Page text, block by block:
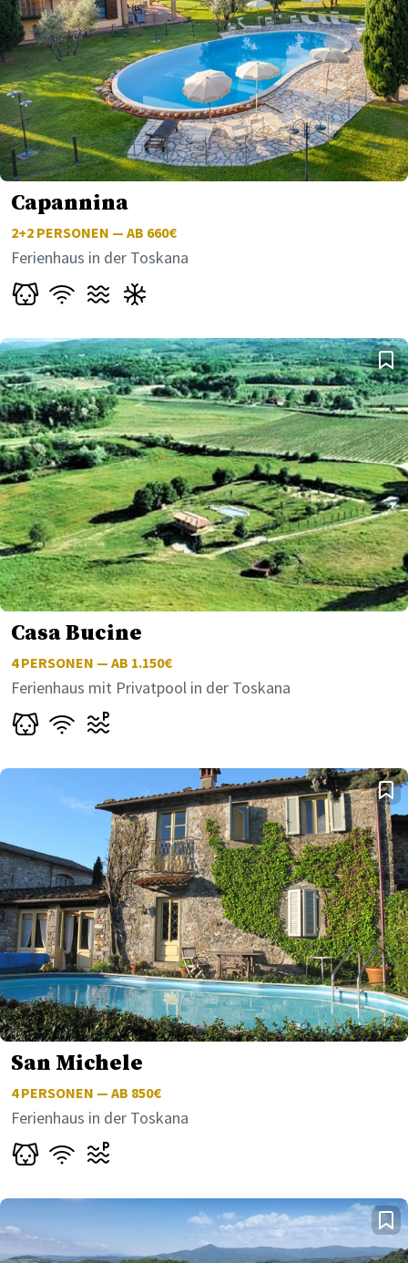
Capannina
2+2 PERSONEN — AB 660€
Ferienhaus in der Toskana
Casa Bucine
4PERSONEN — AB 1.150€
Ferienhaus mit Privatpool in der Toskana
San Michele
4PERSONEN — AB 850€
Ferienhaus in der Toskana